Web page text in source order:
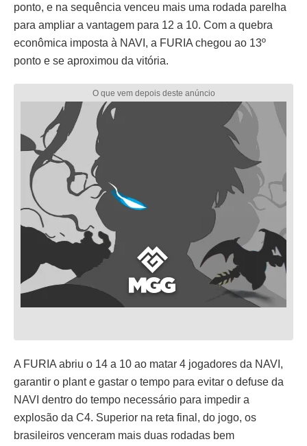
ponto, e na sequência venceu mais uma rodada parelha
para ampliar a vantagem para 12 a 10. Com a quebra
econômica imposta à NAVI, a FURIA chegou ao 13º
ponto e se aproximou da vitória.
A FURIA abriu o 14 a 10 ao matar 4 jogadores da NAVI,
garantir o plant e gastar o tempo para evitar o defuse da
NAVI dentro do tempo necessário para impedir a
explosão da C4. Superior na reta final, do jogo, os
brasileiros venceram mais duas rodadas bem